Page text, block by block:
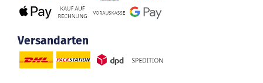
Versandarten